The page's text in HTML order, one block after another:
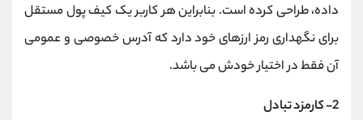
داده، طراحی کرده است. بنابراین هر کاربر یک کیف پول مستقل
برای نگهداری رمز ارزهای خود دارد که آدرس خصوصی و عمومی
آن فقط در اختیار خودش می باشد.
2- کارمزد تبادل